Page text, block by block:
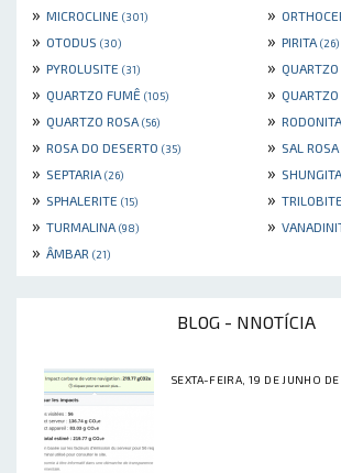
» MICROCLINE (301) »
» OTODUS (30) » PIRITA (26)
» PYROLUSITE (31) » QUARTZO
» QUARTZO FUMÊ (105) »
» QUARTZO ROSA (56) » RODONITA
» ROSA DO DESERTO (35) » SAL ROSA
» SEPTARIA (26) » SHUNGITA
» SPHALERITE (15) » TRILOBITE
» TURMALINA (98) »
» ÂMBAR (21)
BLOG - NNOTÍCIA
SEXTA-FEIRA, 19 DE JUNHO